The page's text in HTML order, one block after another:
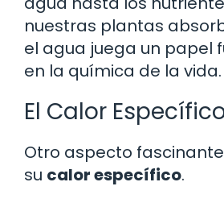
nuestras plantas
el agua juega un papel
en la química de la vida.
El Calor
Otro aspecto
su calor específico.